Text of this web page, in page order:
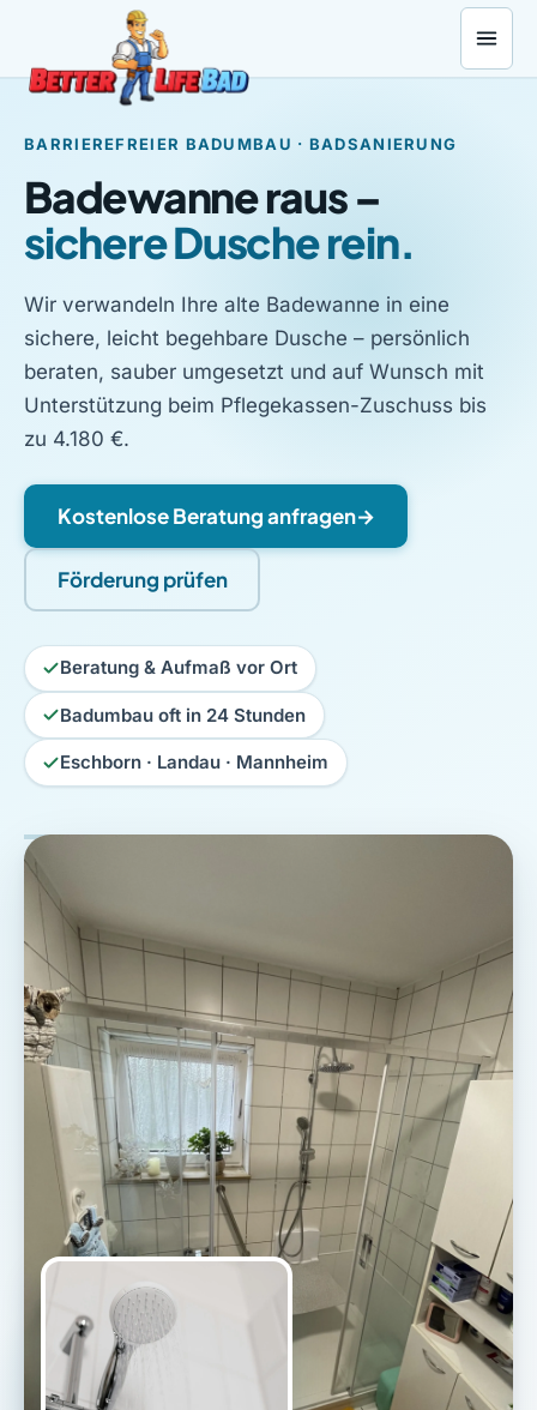
Zum Inhalt springen
Förderung
Standorte
Kontakt
BARRIEREFREIER BADUMBAU · BADSANIERUNG
Badewanne raus –
sichere Dusche rein.
Wir verwandeln Ihre alte Badewanne in eine
sichere, leicht begehbare Dusche – persönlich
beraten, sauber umgesetzt und auf Wunsch mit
Unterstützung beim Pflegekassen-Zuschuss bis
zu 4.180 €.
Kostenlose Beratung anfragen
Förderung prüfen
Beratung & Aufmaß vor Ort
Badumbau oft in 24 Stunden
Eschborn · Landau · Mannheim